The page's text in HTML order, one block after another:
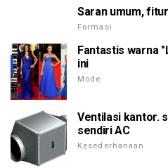
Saran umum,
Formasi
Fantastis warna
ini
Mode
Ventilasi kantor.
sendiri AC
Kesederhanaan